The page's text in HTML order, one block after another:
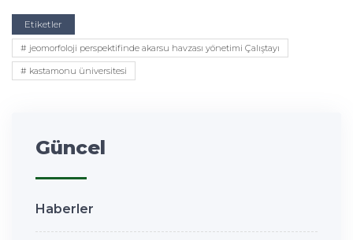
Etiketler
# jeomorfoloji perspektifinde akarsu havzası yönetimi Çalıştayı
# kastamonu üniversitesi
Güncel
Haberler